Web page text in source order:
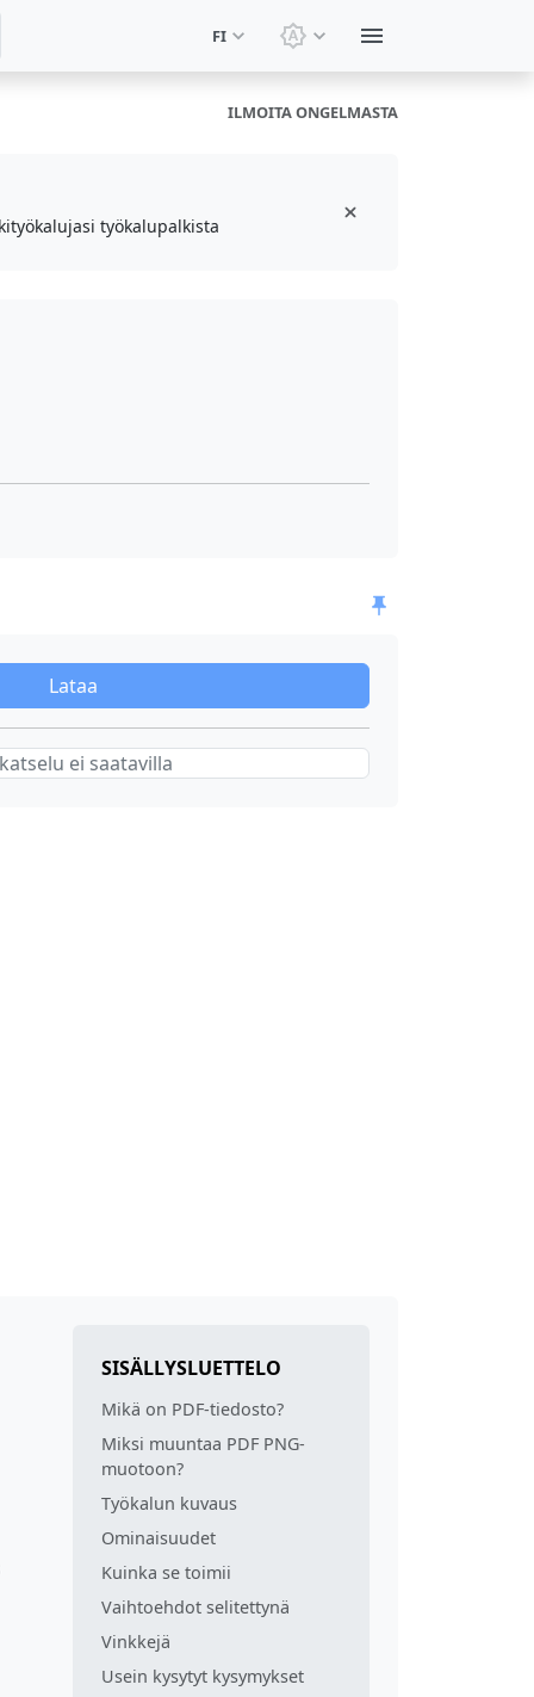
FI Vaihda teemaa:
ILMOITA ONGELMASTA
työkalupalkista
Lataa
ei saatavilla
SISÄLLYSLUETTELO
Mikä on PDF-tiedosto?
Miksi muuntaa PDF PNG-
muotoon?
Työkalun kuvaus
Ominaisuudet
Kuinka se toimii
Vaihtoehdot selitettynä
Vinkkejä
Usein kysytyt kysymykset